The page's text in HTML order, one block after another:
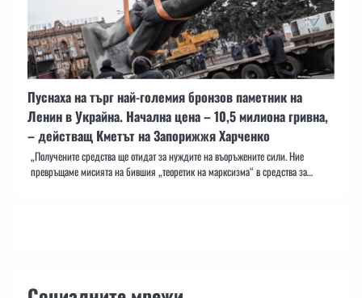
Пуснаха на търг най-големия бронзов паметник на
Ленин в Украйна. Начална цена – 10,5 милиона гривна,
– действащ Кметът на Запорижжя Харченко
„Получените средства ще отидат за нуждите на въоръжените сили. Ние
превръщаме мисията на бившия „теоретик на марксизма“ в средства за…